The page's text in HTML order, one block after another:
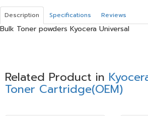
Description Specifications Reviews
Bulk Toner powders Kyocera Universal
Related Product in
Toner Cartridge(OEM)